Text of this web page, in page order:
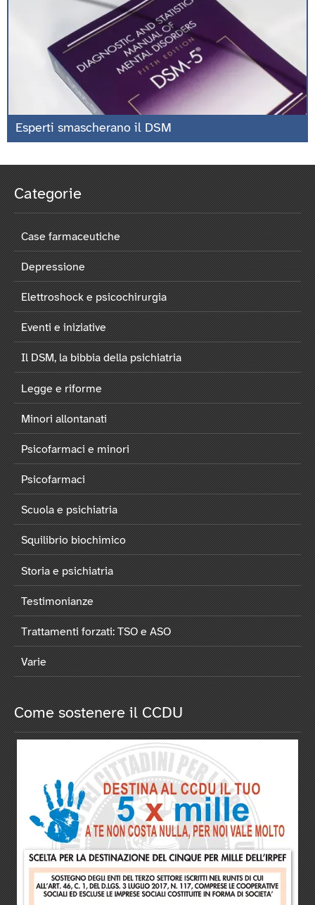
Esperti smascherano il DSM
Categorie
Case farmaceutiche
Depressione
Elettroshock e psicochirurgia
Eventi e iniziative
Il DSM, la bibbia della psichiatria
Legge e riforme
Minori allontanati
Psicofarmaci e minori
Psicofarmaci
Scuola e psichiatria
Squilibrio biochimico
Storia e psichiatria
Testimonianze
Trattamenti forzati: TSO e ASO
Varie
Come sostenere il CCDU